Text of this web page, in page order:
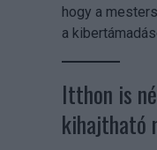
hogy a
a
Itthon is
kihajtható